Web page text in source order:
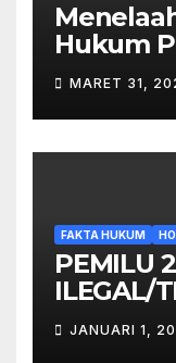
Hukum
Hasil
ILEGAL/
Bukti
Paket
MARET 31,
FAKTA HUKUM
PEMILU
ILEGAL/
KPU
satu
JANUARI 1,